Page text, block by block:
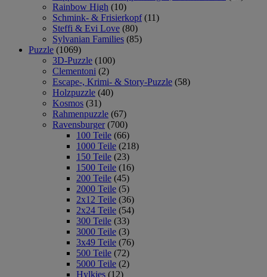
Rainbow High (10)
Schmink- & Frisierkopf (11)
Steffi & Evi Love (80)
Sylvanian Families (85)
Puzzle (1069)
3D-Puzzle (100)
Clementoni (2)
Escape-, Krimi- & Story-Puzzle (58)
Holzpuzzle (40)
Kosmos (31)
Rahmenpuzzle (67)
Ravensburger (700)
100 Teile (66)
1000 Teile (218)
150 Teile (23)
1500 Teile (16)
200 Teile (45)
2000 Teile (5)
2x12 Teile (36)
2x24 Teile (54)
300 Teile (33)
3000 Teile (3)
3x49 Teile (76)
500 Teile (72)
5000 Teile (2)
Hylkies (12)